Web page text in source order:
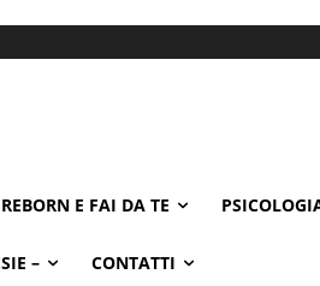
E FAI DA TE
– CONTATTI